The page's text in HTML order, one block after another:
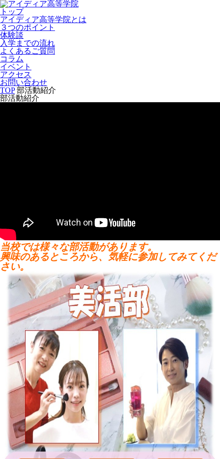
トップ
アイディア高等学院とは
３つのポイント
体験談
入学までの流れ
よくあるご質問
コラム
イベント
アクセス
お問い合わせ
TOP 部活動紹介
部活動紹介
当校では様々な部活動があります。
興味のあるところから、気軽に参加してみてくだ
さい。